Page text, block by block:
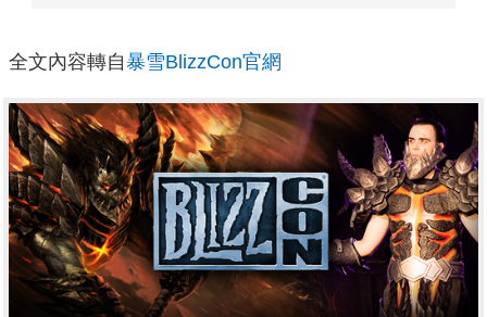
全文內容轉自暴雪BlizzCon官網